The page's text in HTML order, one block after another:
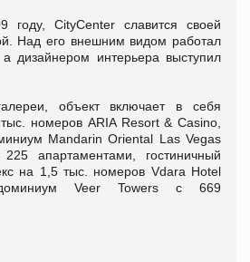
году, CityCenter славится своей
Над его внешним видом работал
дизайнером интерьера выступил
объект включает в себя
номеров ARIA Resort & Casino,
Mandarin Oriental Las Vegas
апартаментами, гостиничный
на 1,5 тыс. номеров Vdara Hotel
Veer Towers с 669